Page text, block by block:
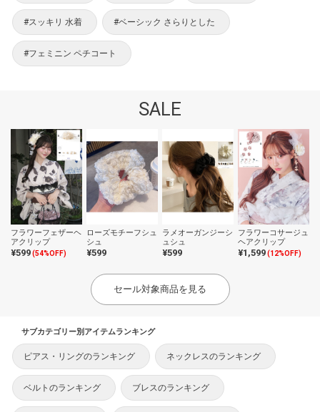
#スッキリ 水着 #ベーシック さらりとした
#フェミニン ペチコート
SALE
フラワーフェザーヘ
アクリップ
¥599(54%OFF)
ローズモチーフシュ
シュ
¥599
ラメオーガンジーシ
ュシュ
¥599
フラワーコサージュ
ヘアクリップ
¥1,599(12%OFF)
セール対象商品を見る
サブカテゴリー別アイテムランキング
ピアス・リングのランキング ネックレスのランキング
ベルトのランキング ブレスのランキング